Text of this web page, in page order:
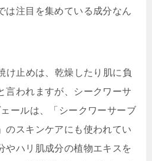
は注目を集めている成分なん
け止めは、乾燥したり肌に負
言われますが、シークワーサ
ールは、「シークワーサーブ
のスキンケアにも使われてい
やハリ肌成分の植物エキスを